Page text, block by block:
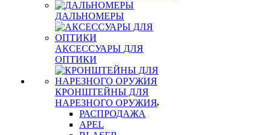
ДАЛЬНОМЕРЫ
АКСЕССУАРЫ ДЛЯ
ОПТИКИ
КРОНШТЕЙНЫ ДЛЯ
НАРЕЗНОГО ОРУЖИЯ
РАСПРОДАЖА
APEL